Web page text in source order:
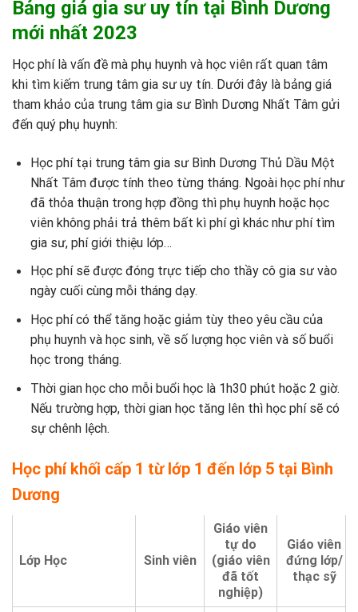
Bảng giá gia sư uy tín tại Bình Dương
mới nhất 2023
Học phí là vấn đề mà phụ huynh và học viên rất quan tâm
khi tìm kiếm trung tâm gia sư uy tín. Dưới đây là bảng giá
tham khảo của trung tâm gia sư Bình Dương Nhất Tâm gửi
đến quý phụ huynh:
Học phí tại trung tâm gia sư Bình Dương Thủ Dầu Một
Nhất Tâm được tính theo từng tháng. Ngoài học phí như
đã thỏa thuận trong hợp đồng thì phụ huynh hoặc học
viên không phải trả thêm bất kì phí gì khác như phí tìm
gia sư, phí giới thiệu lớp…
Học phí sẽ được đóng trực tiếp cho thầy cô gia sư vào
ngày cuối cùng mỗi tháng dạy.
Học phí có thể tăng hoặc giảm tùy theo yêu cầu của
phụ huynh và học sinh, về số lượng học viên và số buổi
học trong tháng.
Thời gian học cho mỗi buổi học là 1h30 phút hoặc 2 giờ.
Nếu trường hợp, thời gian học tăng lên thì học phí sẽ có
sự chênh lệch.
Học phí khối cấp 1 từ lớp 1 đến lớp 5 tại Bình
Dương
Lớp Học Sinh viên
Giáo viên
tự do
(giáo viên
đã tốt
nghiệp)
Giáo viên
đứng lớp/
thạc sỹ